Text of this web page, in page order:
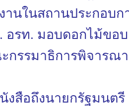
านในสถานประกอบก
อรท. มอบดอกไม้ขอ
กรรมาธิการพิจารณ
งสือถึงนายกรัฐมนตรี